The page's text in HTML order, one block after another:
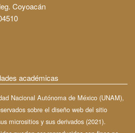
Coyoacán
académicas
Nacional Autónoma de México (UNAM),
sobre el diseño web del sitio
micrositios y sus derivados (2021).